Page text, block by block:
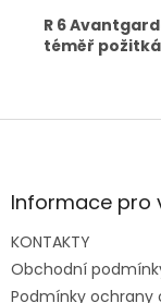
R 6
téměř
Z
aInformace pro
KONTAKTY
Obchodní
Podmínky ochrany